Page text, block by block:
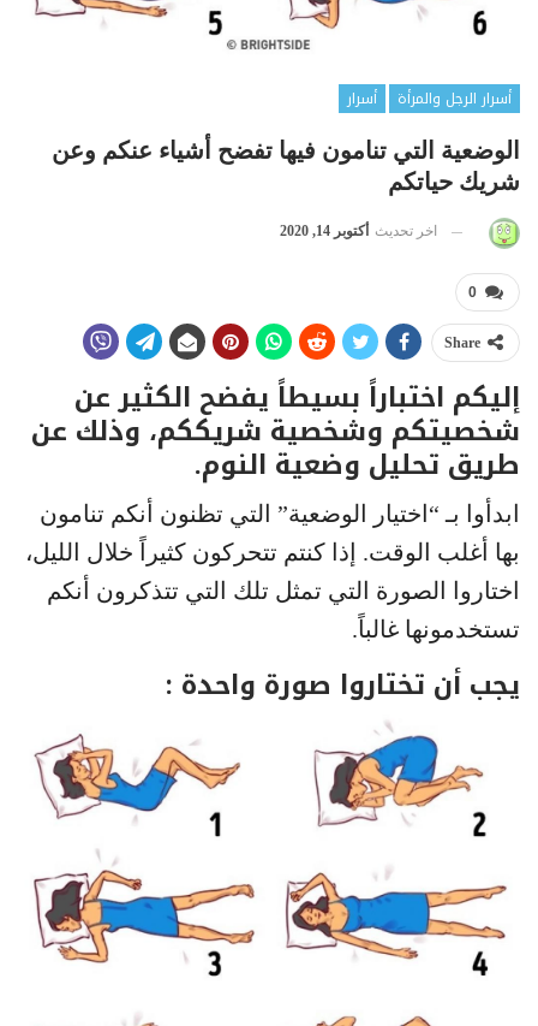
أسرار الرجل والمرأة
أسرار
الوضعية التي تنامون فيها تفضح أشياء عنكم وعن
شريك حياتكم
اخر تحديث أكتوبر 14, 2020
0
Share
إليكم اختباراً بسيطاً يفضح الكثير عن
شخصيتكم وشخصية شريككم، وذلك عن
طريق تحليل وضعية النوم.
ابدأوا بـ “اختيار الوضعية” التي تظنون أنكم تنامون
بها أغلب الوقت. إذا كنتم تتحركون كثيراً خلال الليل،
اختاروا الصورة التي تمثل تلك التي تتذكرون أنكم
تستخدمونها غالباً.
يجب أن تختاروا صورة واحدة :